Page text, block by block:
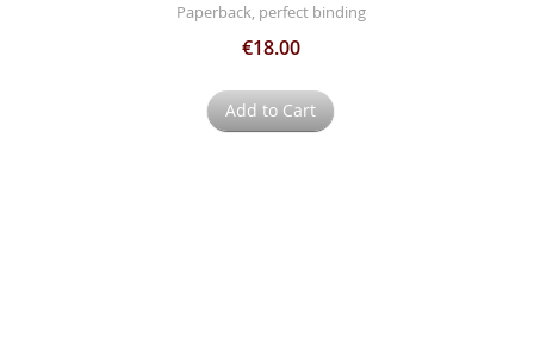
Paperback, perfect binding
€18.00
Add to Cart